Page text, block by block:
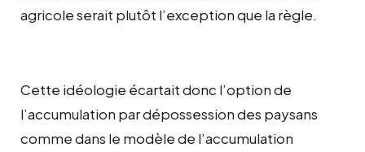
agricole serait plutôt l’exception que la règle.
Cette idéologie écartait donc l’option de
l’accumulation par dépossession des paysans
comme dans le modèle de l’accumulation